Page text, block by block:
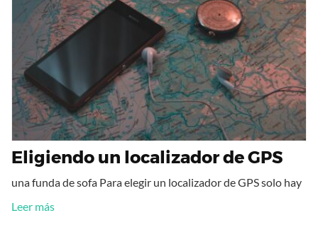
Eligiendo un localizador de GPS
una funda de sofa Para elegir un localizador de GPS solo hay
Leer más